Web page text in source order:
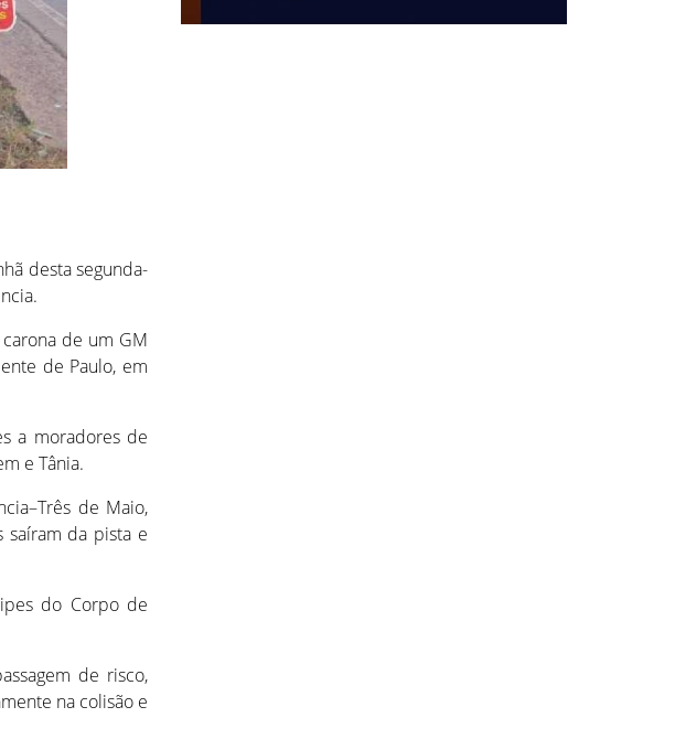
desta segunda-
carona de um GM
de Paulo, em
a moradores de
e Tânia.
de Maio,
saíram da pista e
do Corpo de
de risco,
na colisão e